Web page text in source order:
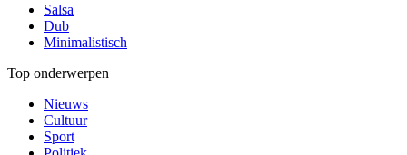
Salsa
Dub
Minimalistisch
Top onderwerpen
Nieuws
Cultuur
Sport